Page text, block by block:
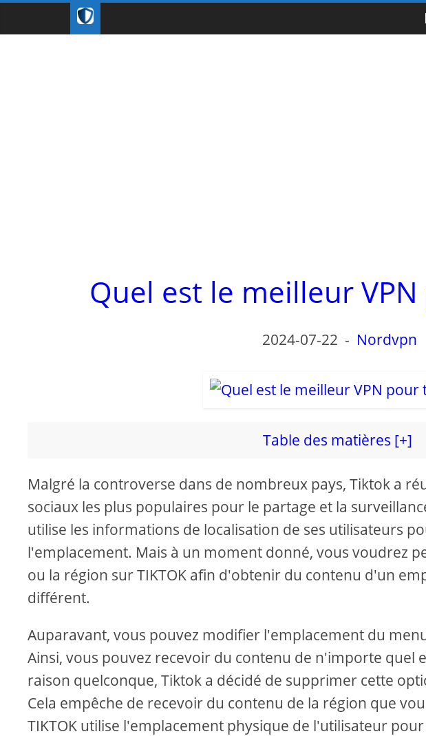
Quel est le meilleur
2024-07-22 - Nordvpn
Table des matières [+]
Malgré la controverse dans de nombreux pays, Tiktok a
sociaux les plus populaires pour le partage et la
utilise les informations de localisation de ses utilisateurs
l'emplacement. Mais à un moment donné, vous voudrez
ou la région sur TIKTOK afin d'obtenir du contenu d'un
différent.
Auparavant, vous pouvez modifier l'emplacement du
Ainsi, vous pouvez recevoir du contenu de n'importe quel
raison quelconque, Tiktok a décidé de supprimer cette
Cela empêche de recevoir du contenu de la région que
TIKTOK utilise l'emplacement physique de l'utilisateur